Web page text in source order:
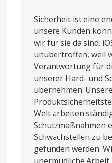
Sicherheit ist eine
unsere Kunden
wir für sie da sind.
unübertroffen, weil
Verantwortung für
unserer Hard- und
übernehmen. Unsere
Welt arbeiten
Schutzmaßnahmen
Schwachstellen zu
gefunden werden.
unermüdliche Arbeit